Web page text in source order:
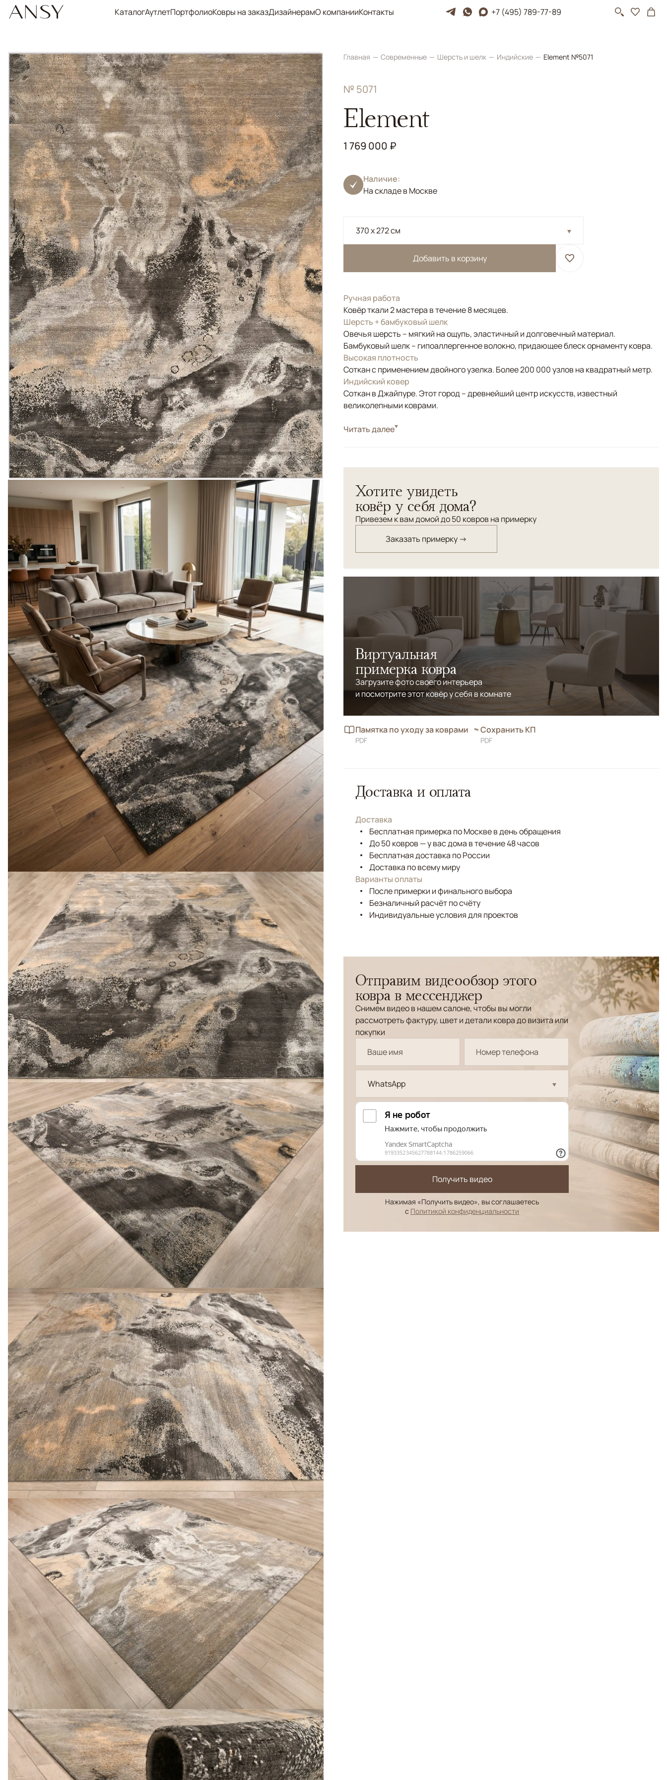
КаталогАутлетПортфолиоКовры на заказДизайнерамО компанииКонтакты +7 (495) 789-77-89
Главная Современные Шерсть и шелк Индийские Element №5071
№ 5071
Element
1 769 000 ₽
Наличие:
На складе в Москве
370 x 272 см
Добавить в корзину
Ручная работа
Ковёр ткали 2 мастера в течение 8 месяцев.
Шерсть + бамбуковый шелк
Овечья шерсть – мягкий на ощупь, эластичный и долговечный материал.
Бамбуковый шелк – гипоаллергенное волокно, придающее блеск орнаменту ковра.
Высокая плотность
Соткан с применением двойного узелка. Более 200 000 узлов на квадратный метр.
Индийский ковер
Соткан в Джайпуре. Этот город – древнейший центр искусств, известный
великолепными коврами.
СтильСовременные
Читать далее
Хотите увидеть
ковёр у себя дома?
Привезем к вам домой до 50 ковров на примерку
Заказать примерку →
Виртуальная
примерка ковра
Загрузите фото своего интерьера
и посмотрите этот ковёр у себя в комнате
Памятка по уходу за коврами
PDF
Сохранить КП
PDF
Доставка и оплата
Доставка
Бесплатная примерка по Москве в день обращения
До 50 ковров — у вас дома в течение 48 часов
Бесплатная доставка по России
Доставка по всему миру
Варианты оплаты
После примерки и финального выбора
Безналичный расчёт по счёту
Индивидуальные условия для проектов
Отправим видеообзор этого
ковра в мессенджер
Снимем видео в нашем салоне, чтобы вы могли
рассмотреть фактуру, цвет и детали ковра до визита или
покупки
WhatsApp
Получить видео
Нажимая «Получить видео», вы соглашаетесь
с Политикой конфиденциальности